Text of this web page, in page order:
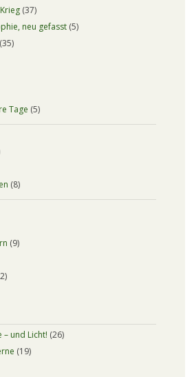
(37)
neu gefasst(5)
(35)
Tage (5)
(8)
(9)
– und Licht! (26)
(19)